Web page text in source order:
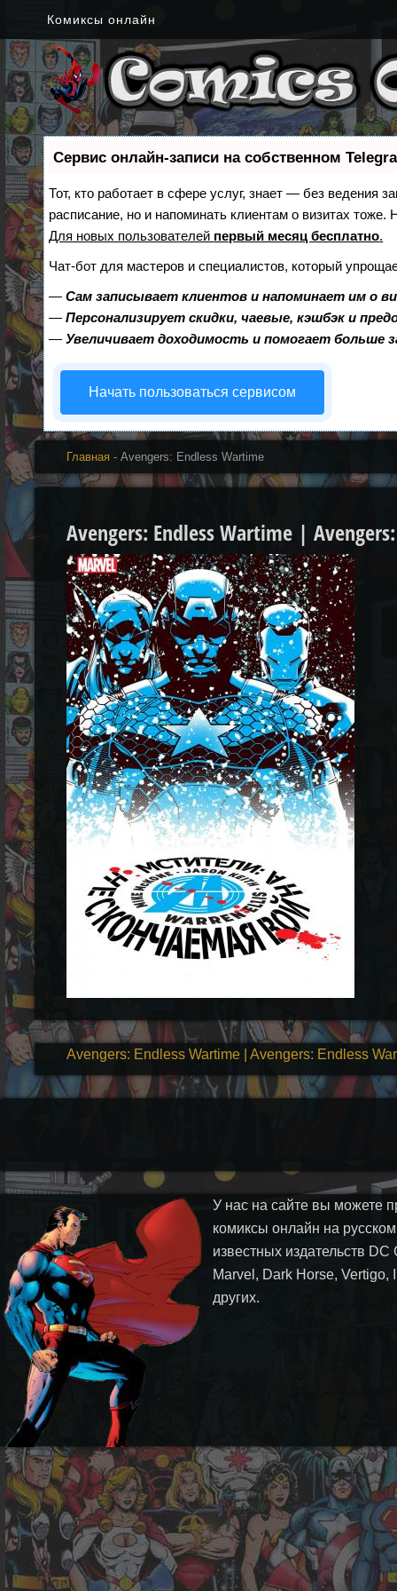
Комиксы онлайн
Сервис онлайн-записи на собственном
Тот, кто работает в сфере услуг, знает — без ведения
расписание, но и напоминать клиентам о визитах
Для новых пользователей первый месяц бесплатно.
Чат-бот для мастеров и специалистов, который
—Сам записывает клиентов и напоминает им о
—Персонализирует скидки, чаевые, кэшбэк и
—Увеличивает доходимость и помогает больше
Начать пользоваться сервисом
Главная - Avengers: Endless Wartime
Avengers: Endless Wartime |
Avengers: Endless Wartime | Avengers: Endless
У нас на сайте вы можете
комиксы онлайн на
известных издательств DC
Marvel, Dark Horse, Vertigo,
других.